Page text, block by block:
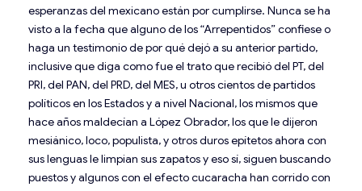
esperanzas del mexicano están por cumplirse. Nunca se ha
visto a la fecha que alguno de los “Arrepentidos” confiese o
haga un testimonio de por qué dejó a su anterior partido,
inclusive que diga como fue el trato que recibió del PT, del
PRI, del PAN, del PRD, del MES, u otros cientos de partidos
políticos en los Estados y a nivel Nacional, los mismos que
hace años maldecían a López Obrador, los que le dijeron
mesiánico, loco, populista, y otros duros epítetos ahora con
sus lenguas le limpian sus zapatos y eso sí, siguen buscando
puestos y algunos con el efecto cucaracha han corrido con